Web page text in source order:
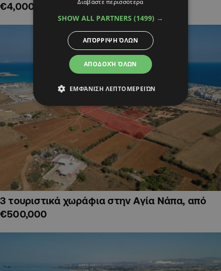
€4,000,000
3 τουριστικά χωράφια στην Αγία Νάπα, από
€500,000
Διαβάστε περισσότερα
SHOW ALL PARTNERS (1499) →
ΑΠΟΔΟΧΉ ΌΛΩΝ
ΑΠΌΡΡΙΨΗ ΌΛΩΝ
ΕΜΦΆΝΙΣΗ ΛΕΠΤΟΜΕΡΕΙΏΝ